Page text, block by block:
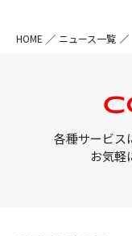
HOME ニュース一覧
各種サービス
お気軽